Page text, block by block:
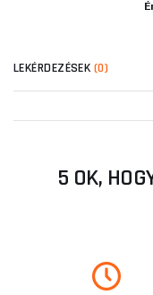
LEKÉRDEZÉSEK (0)
5 OK,